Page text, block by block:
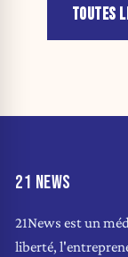
TOUTES
21 NEWS
21News est un
liberté,